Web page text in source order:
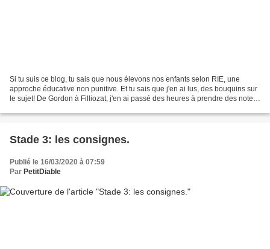
Si tu suis ce blog, tu sais que nous élevons nos enfants selon RIE, une
approche éducative non punitive. Et tu sais que j'en ai lus, des bouquins sur
le sujet! De Gordon à Filliozat, j'en ai passé des heures à prendre des notes,
Stade 3: les consignes.
Publié le 16/03/2020 à 07:59
Par PetitDiable